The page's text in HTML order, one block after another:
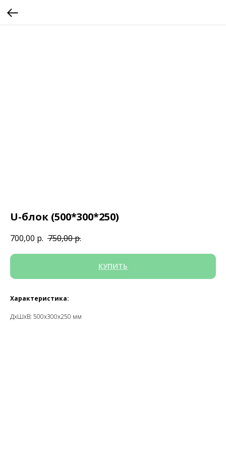
U-блок (500*300*250)
700,00 р. 750,00р.
КУПИТЬ
Характеристика:
ДxШxВ: 500x300x250 мм